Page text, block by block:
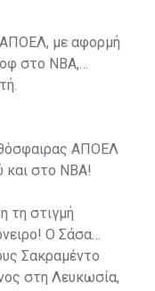
ΑΠΟΕΛ, με αφορμή
στο NBA,
ΑΠΟΕΛ
στο NBA!
τη στιγμή
Ο Σάσα
Σακραμέντο
στη Λευκωσία,